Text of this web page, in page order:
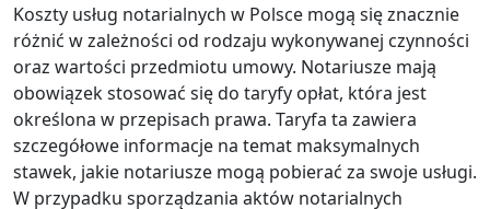
Koszty usług notarialnych w Polsce mogą się znacznie
różnić w zależności od rodzaju wykonywanej czynności
oraz wartości przedmiotu umowy. Notariusze mają
obowiązek stosować się do taryfy opłat, która jest
określona w przepisach prawa. Taryfa ta zawiera
szczegółowe informacje na temat maksymalnych
stawek, jakie notariusze mogą pobierać za swoje usługi.
W przypadku sporządzania aktów notarialnych